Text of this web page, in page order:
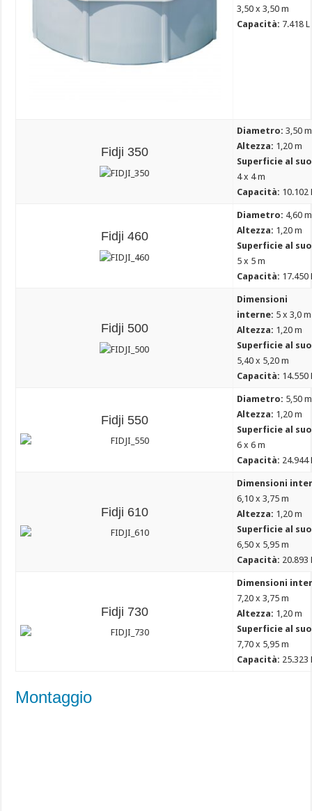
3,50 x 3,50 m
Capacità: 7.418 L
Fidji 350
Diametro: 3,50 m
Altezza: 1,20 m
Superficie al
4 x 4 m
Capacità: 10.102
Fidji 460
Diametro: 4,60 m
Altezza: 1,20 m
Superficie al
5 x 5 m
Capacità: 17.450
Fidji 500
Dimensioni
interne: 5 x 3,0 m
Altezza: 1,20 m
Superficie al
5,40 x 5,20 m
Capacità: 14.550
Fidji 550
Diametro: 5,50 m
Altezza: 1,20 m
Superficie al
6 x 6 m
Capacità: 24.944
Fidji 610
Dimensioni
6,10 x 3,75 m
Altezza: 1,20 m
Superficie al
6,50 x 5,95 m
Capacità: 20.893
Fidji 730
Dimensioni
7,20 x 3,75 m
Altezza: 1,20 m
Superficie al
7,70 x 5,95 m
Capacità: 25.323
Montaggio